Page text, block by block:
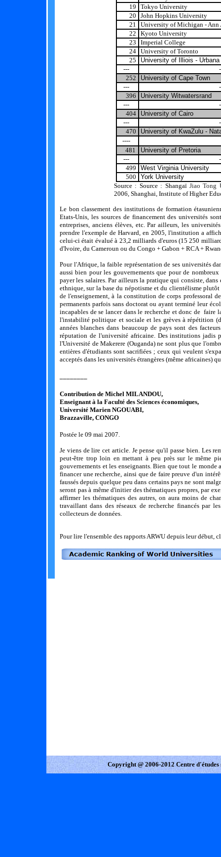
19
Tokyo University
20
John Hopkins University
21
University of Michigan - Ann
22
Kyoto University
23
Imperial College
24
University of Toronto
25
University of Illiois - Urbana
---
252
University of Cape Town
---
396
University Witwatersrand
---
404
University of Cairo
---
470
University of KwaZulu -
----
481
University of Pretoria
---
499
West Virginia University
500
York University
Source : Source : Shangaï Jiao Tong
2006, Shanghai, Institute of Higher
Le bon classement des institutions de formation
Etats-Unis, les sources de financement des universités
entreprises, anciens élèves, etc. Par ailleurs, les
prendre l'exemple de Harvard, en 2005, l'institution a
celui-ci était évalué à 23,2 milliards d'euros (15 250
d'Ivoire, du Cameroun ou du Congo + Gabon + RCA +
Pour l'Afrique, la faible représentation de ses universités
aussi bien pour les gouvernements que pour de
payer les salaires. Par ailleurs la pratique qui consiste,
ethnique, sur la base du népotisme et du clientélisme
de l'enseignement, à la constitution de corps professoral
permanents parfois sans doctorat ou ayant terminé leur
incapables de se lancer dans le recherche et donc de
l'instabilité politique et sociale et les grèves à répétition
années blanches dans beaucoup de pays sont des
réputation de l'université africaine. Des institutions jadis
l'Université de Makerere (Ouganda) ne sont plus que
entières d'étudiants sont sacrifiées ; ceux qui veulent
acceptés dans les universités étrangères (même africaines)
Contribution de Michel MILANDOU,
Enseignant à la Faculté des Sciences économiques,
Université Marien NGOUABI,
Brazzaville, CONGO
Postée le 09 mai 2007.
Je viens de lire cet article. Je pense qu'il passe bien. Les
peut-être trop loin en mettant à peu près sur le même
gouvernements et les enseignants. Bien que tout le
financer une recherche, ainsi que de faire preuve d'un
faussés depuis quelque peu dans certains pays ne sont
seront pas à même d'initier des thématiques propres, par
affirmer les thématiques des autres, on aura moins de
travaillant dans des réseaux de recherche financés par
collecteurs de données.
Pour lire l'ensemble des rapports ARWU depuis leur début,
Copyright @ 2006-2012 Centre